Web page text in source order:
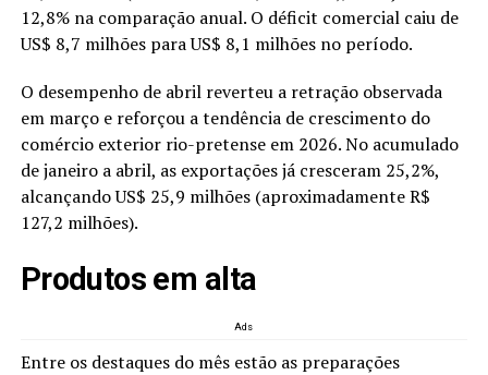
12,8% na comparação anual. O déficit comercial caiu de
US$ 8,7 milhões para US$ 8,1 milhões no período.
O desempenho de abril reverteu a retração observada
em março e reforçou a tendência de crescimento do
comércio exterior rio-pretense em 2026. No acumulado
de janeiro a abril, as exportações já cresceram 25,2%,
alcançando US$ 25,9 milhões (aproximadamente R$
127,2 milhões).
Produtos em alta
Ads
Entre os destaques do mês estão as preparações